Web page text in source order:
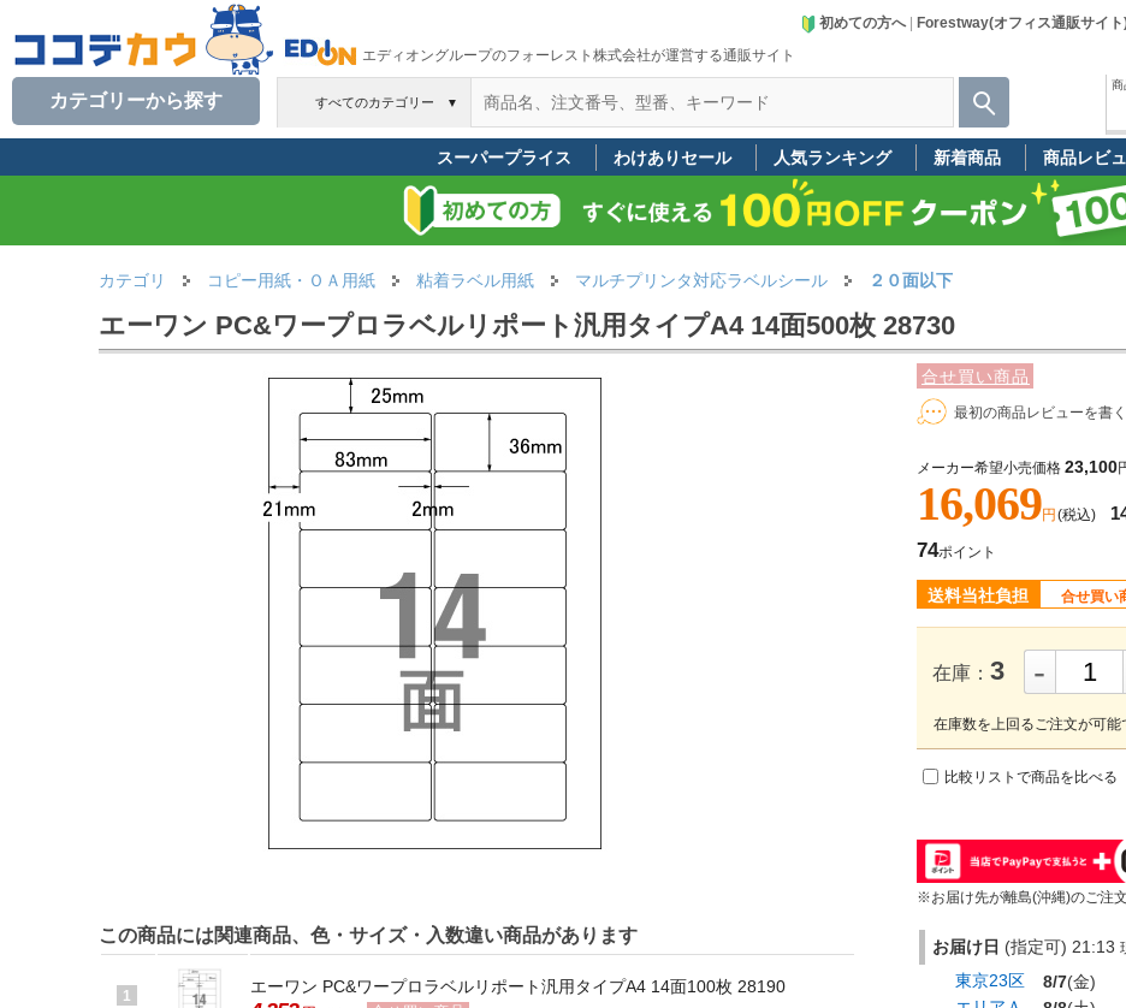
エディオングループのフォーレスト株式会社が運営する通販サイト
初めての方へ| Forestway(オフィス通販サイト
すべてのカテゴリー ▼
カテゴリーから探す
商
スーパープライス わけありセール 人気ランキング 新着商品 商品レビ
カテゴリ コピー用紙・ＯＡ用紙 粘着ラベル用紙 マルチプリンタ対応ラベルシール ２０面以下
エーワン PC&ワープロラベルリポート汎用タイプA4 14面500枚 28730
合せ買い商品
最初の商品レビューを書く
メーカー希望小売価格 23,100
16,069円 (税込)
74ポイント
送料当社負担 合せ買い
在庫： 3 -
在庫数を上回るご注文が可能
比較リストで商品を比べる
※お届け先が離島(沖縄)のご注
お届け日 (指定可) 21:13
東京23区 8/7(金)
この商品には関連商品、色・サイズ・入数違い商品があります
1 エーワン PC&ワープロラベルリポート汎用タイプA4 14面100枚 28190